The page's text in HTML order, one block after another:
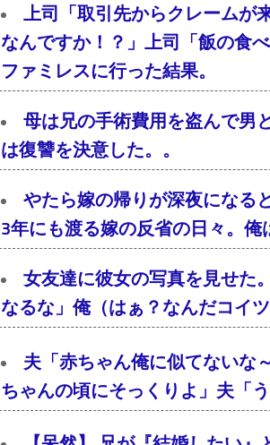
上司「取引先からクレームが
なんですか！？」上司「飯の
ファミレスに行った結果。
母は兄の手術費用を盗んで男
は復讐を決意した。。
やたら嫁の帰りが深夜にな
3年にも渡る嫁の反省の日々。俺
女友達に彼女の写真を見せた
なるな」俺（はぁ？なんだコ
夫「赤ちゃん俺に似てないな
ちゃんの頃にそっくりよ」夫「